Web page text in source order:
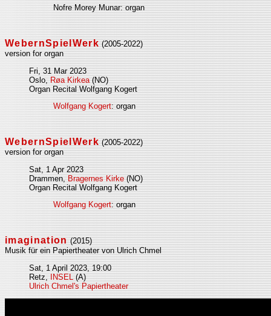
Nofre Morey Munar: organ
WebernSpielWerk (2005-2022)
version for organ
Fri, 31 Mar 2023
Oslo, Røa Kirkea (NO)
Organ Recital Wolfgang Kogert
Wolfgang Kogert: organ
WebernSpielWerk (2005-2022)
version for organ
Sat, 1 Apr 2023
Drammen, Bragernes Kirke (NO)
Organ Recital Wolfgang Kogert
Wolfgang Kogert: organ
imagination (2015)
Musik für ein Papiertheater von Ulrich Chmel
Sat, 1 April 2023, 19:00
Retz, INSEL (A)
Ulrich Chmel's Papiertheater